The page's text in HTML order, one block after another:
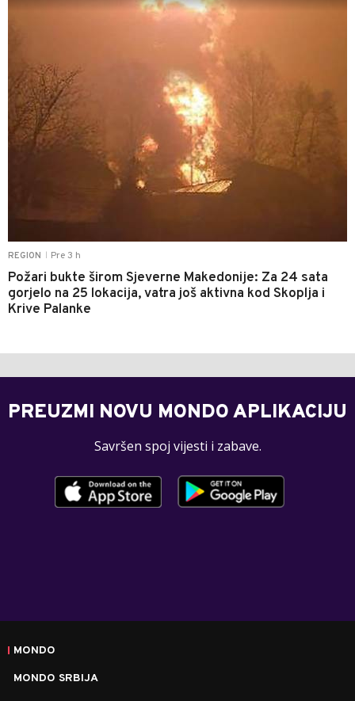
REGION Pre 3 h
Požari bukte širom Sjeverne Makedonije: Za 24 sata
gorjelo na 25 lokacija, vatra još aktivna kod Skoplja i
Krive Palanke
PREUZMI NOVU MONDO APLIKACIJU
Savršen spoj vijesti i zabave.
MONDO
MONDO SRBIJA